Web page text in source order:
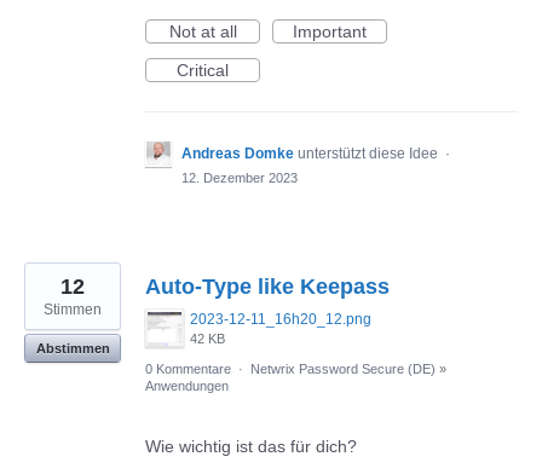
Not at all
Important
Critical
Andreas Domke unterstützt diese Idee ·
12. Dezember 2023
Auto-Type like Keepass
2023-12-11_16h20_12.png
42 KB
12
Stimmen
Abstimmen
0 Kommentare · Netwrix Password Secure (DE) »
Anwendungen
Wie wichtig ist das für dich?